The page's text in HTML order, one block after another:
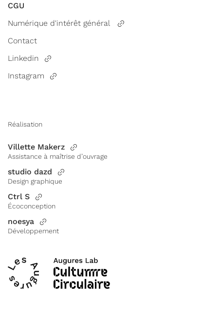
CGU
Numérique d'intérêt général
Contact
Linkedin
Instagram
Réalisation
Villette Makerz
Assistance à maîtrise d’ouvrage
studio dazd
Design graphique
Ctrl S
Écoconception
noesya
Développement